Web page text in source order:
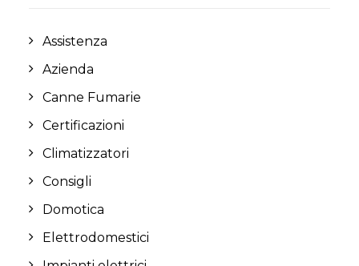
Assistenza
Azienda
Canne Fumarie
Certificazioni
Climatizzatori
Consigli
Domotica
Elettrodomestici